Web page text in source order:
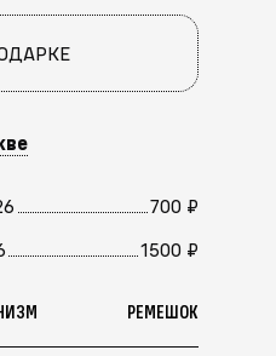
700 ₽
1500 ₽
РЕМЕШОК